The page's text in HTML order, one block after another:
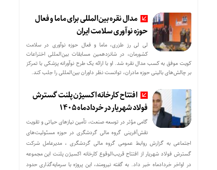
مدال نقره بین‌المللی برای ماما و فعال
حوزه نوآوری سلامت ایران
لی لی رز طزری، ماما و فعال حوزه نوآوری در سلامت
کشورمان، در شانزدهمین مسابقات بین‌المللی اختراعات
کویت موفق به کسب مدال نقره شد. او با ارائه یک طرح نوآورانه پزشکی با تمرکز
بر چالش‌های بالینی حوزه مادران، توانست نظر داوران بین‌المللی را جلب کند.
افتتاح کارخانه اکسیژن پلنت گسترش
فولاد شهریار در خردادماه ۱۴۰۵
گامی مؤثر در توسعه صنعت، تأمین نیازهای حیاتی و تقویت
نقش‌آفرینی گروه مالی گردشگری در حوزه مسئولیت‌های
اجتماعی به گزارش روابط عمومی گروه مالی گردشگری ، مدیرعامل شرکت
گسترش فولاد شهریار از افتتاح قریب‌الوقوع کارخانه اکسیژن پلنت این مجموعه
در اواخر خردادماه خبر داد. به گفته نیرومند، این پروژه با سرمایه‌گذاری حدود